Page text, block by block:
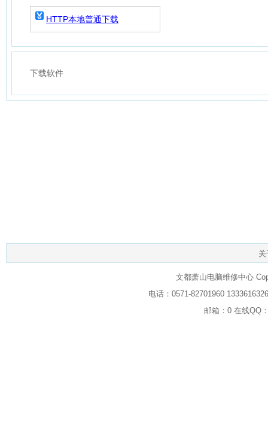
HTTP本地普通下载
下载软件
文都萧山电脑维修中心
电话：0571-82701960
邮箱：0 在线QQ